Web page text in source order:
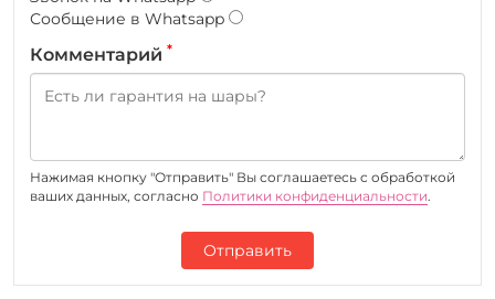
Сообщение в Whatsapp
Комментарий *
Нажимая кнопку "Отправить" Вы соглашаетесь c обработкой
ваших данных, согласно Политики конфиденциальности.
Отправить